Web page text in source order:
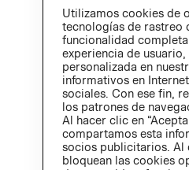
Utilizamos cookies de
tecnologías de rastreo
funcionalidad
experiencia de
personalizada en
informativos en
sociales. Con ese fin,
los patrones de
Al hacer clic en
compartamos esta
socios publicitarios. Al
bloquean las cookies